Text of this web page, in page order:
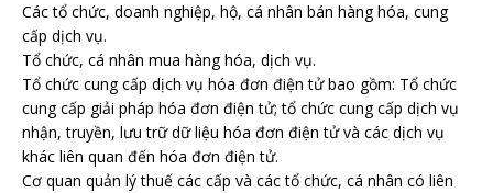
Các tổ chức, doanh nghiệp, hộ, cá nhân bán hàng hóa, cung
cấp dịch vụ.
Tổ chức, cá nhân mua hàng hóa, dịch vụ.
Tổ chức cung cấp dịch vụ hóa đơn điện tử bao gồm: Tổ chức
cung cấp giải pháp hóa đơn điện tử; tổ chức cung cấp dịch vụ
nhận, truyền, lưu trữ dữ liệu hóa đơn điện tử và các dịch vụ
khác liên quan đến hóa đơn điện tử.
Cơ quan quản lý thuế các cấp và các tổ chức, cá nhân có liên